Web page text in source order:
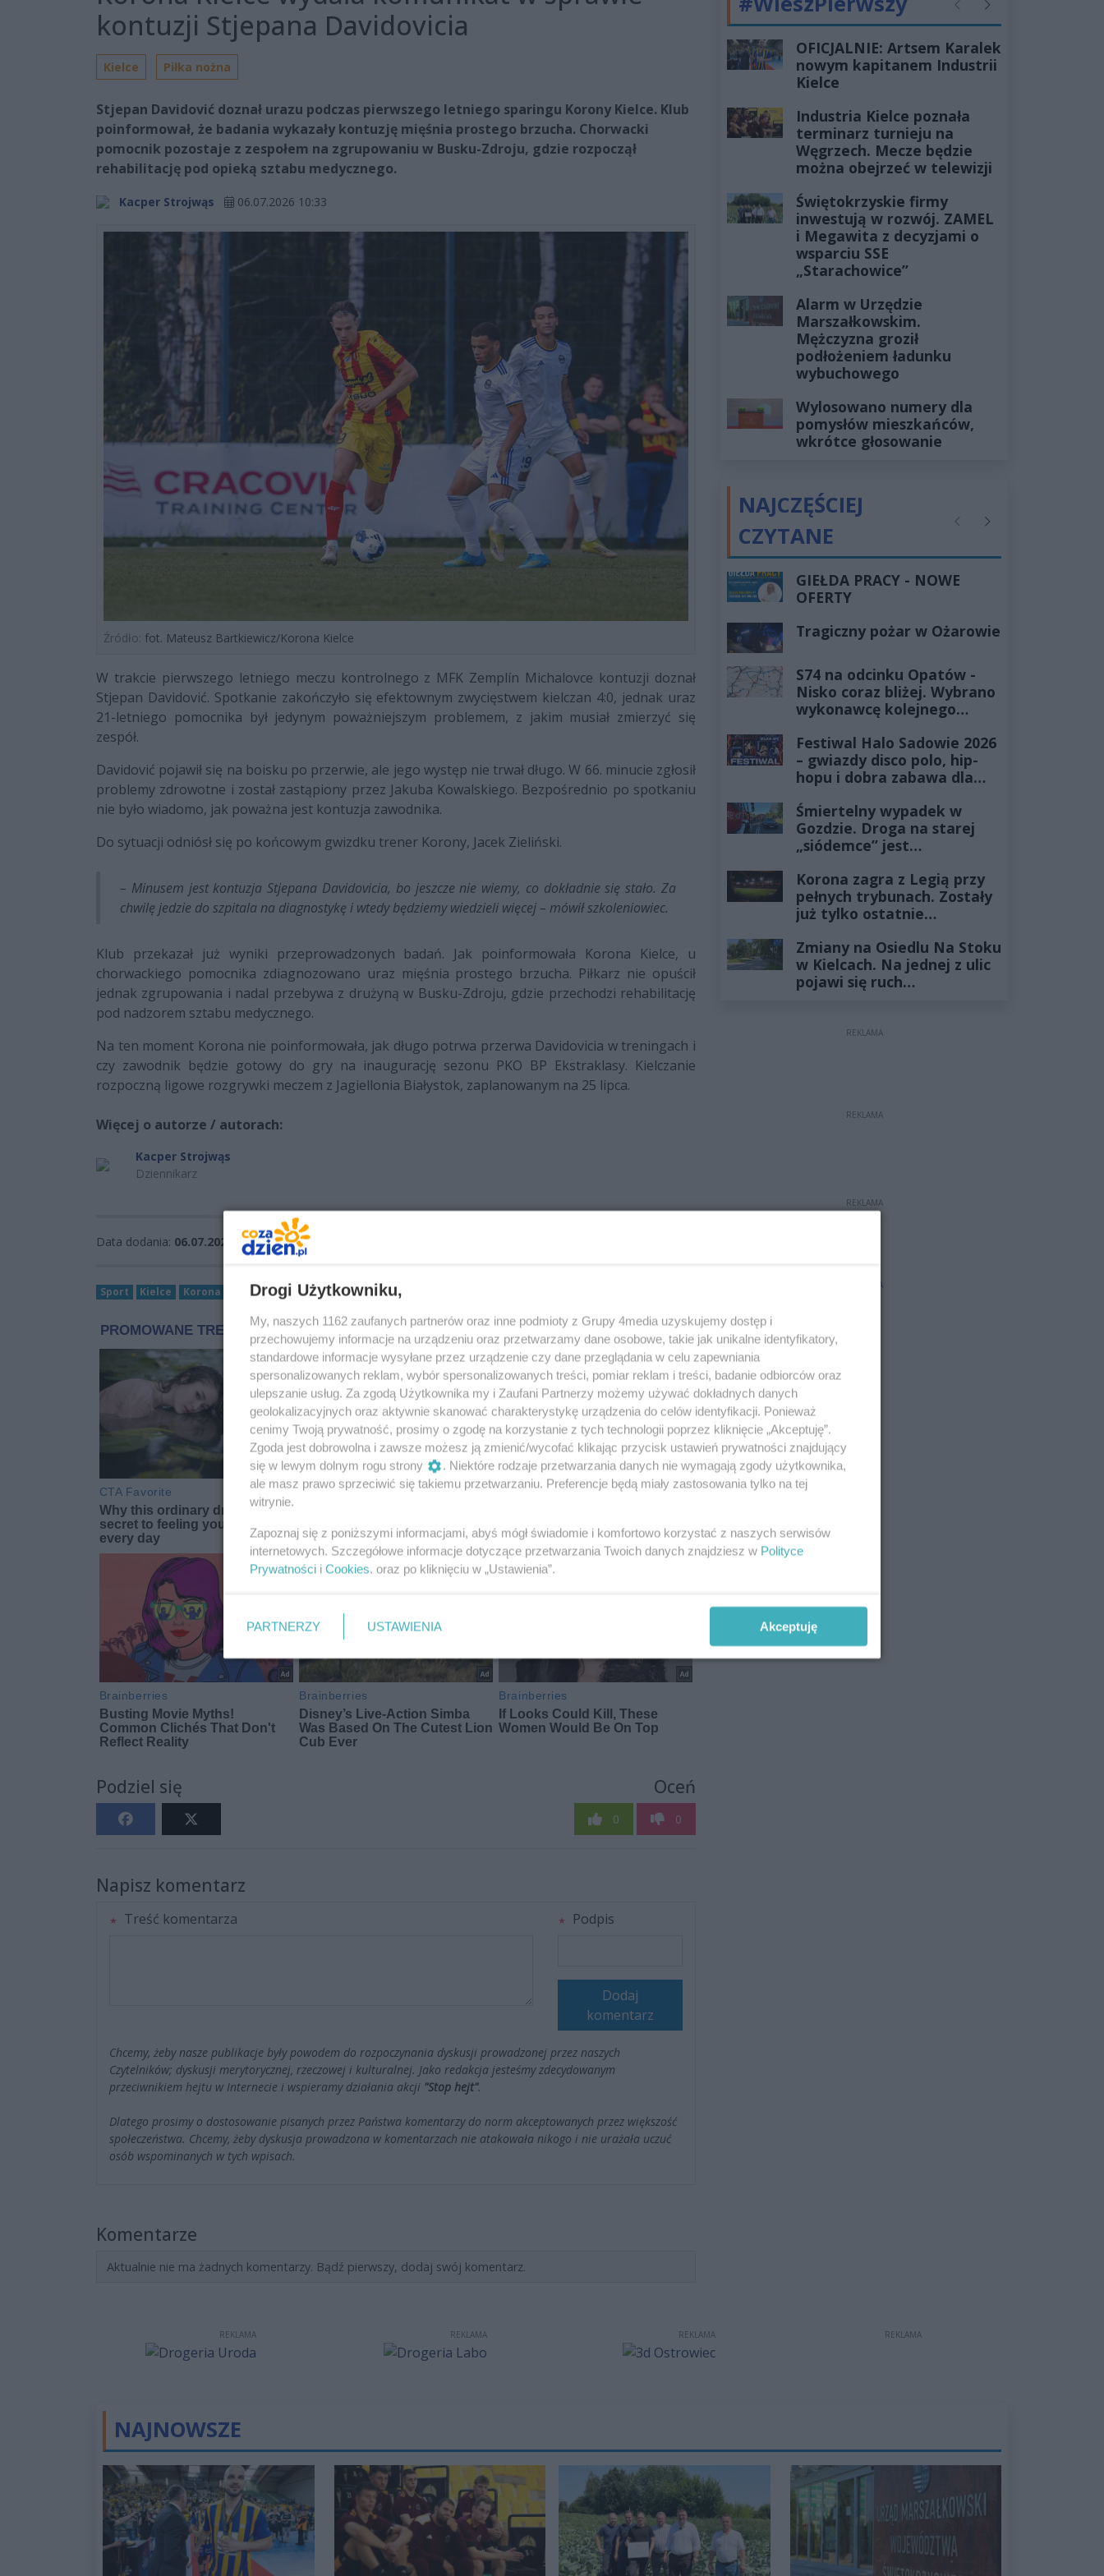
kontuzji Stjepana Davidovicia
Kielce Piłka nożna
Stjepan Davidović doznał urazu podczas pierwszego letniego sparingu Korony Kielce. Klub
poinformował, że badania wykazały kontuzję mięśnia prostego brzucha. Chorwacki
pomocnik pozostaje z zespołem na zgrupowaniu w Busku-Zdroju, gdzie rozpoczął
rehabilitację pod opieką sztabu medycznego.
Kacper Strojwąs 06.07.2026 10:33
Źródło: fot. Mateusz Bartkiewicz/Korona Kielce
W trakcie pierwszego letniego meczu kontrolnego z MFK Zemplín Michalovce kontuzji doznał
Stjepan Davidović. Spotkanie zakończyło się efektownym zwycięstwem kielczan 4:0, jednak uraz
21-letniego pomocnika był jedynym poważniejszym problemem, z jakim musiał zmierzyć się
zespół.
Davidović pojawił się na boisku po przerwie, ale jego występ nie trwał długo. W 66. minucie zgłosił
problemy zdrowotne i został zastąpiony przez Jakuba Kowalskiego. Bezpośrednio po spotkaniu
nie było wiadomo, jak poważna jest kontuzja zawodnika.
Do sytuacji odniósł się po końcowym gwizdku trener Korony, Jacek Zieliński.
– Minusem jest kontuzja Stjepana Davidovicia, bo jeszcze nie wiemy, co dokładnie się stało. Za
chwilę jedzie do szpitala na diagnostykę i wtedy będziemy wiedzieli więcej – mówił szkoleniowiec.
Klub przekazał już wyniki przeprowadzonych badań. Jak poinformowała Korona Kielce, u
chorwackiego pomocnika zdiagnozowano uraz mięśnia prostego brzucha. Piłkarz nie opuścił
jednak zgrupowania i nadal przebywa z drużyną w Busku-Zdroju, gdzie przechodzi rehabilitację
pod nadzorem sztabu medycznego.
Na ten moment Korona nie poinformowała, jak długo potrwa przerwa Davidovicia w treningach i
czy zawodnik będzie gotowy do gry na inaugurację sezonu PKO BP Ekstraklasy. Kielczanie
rozpoczną ligowe rozgrywki meczem z Jagiellonia Białystok, zaplanowanym na 25 lipca.
Więcej o autorze / autorach:
Kacper Strojwąs
Dziennikarz
Data dodania: 06.07.2026 10:33 Wyświetleń:
Sport Kielce Korona Kielce Stjepan Davidović
Podziel się Oceń
0 0
Napisz komentarz
Treść komentarza Podpis
Dodaj
komentarz
Chcemy, żeby nasze publikacje były powodem do rozpoczynania dyskusji prowadzonej przez naszych
Czytelników; dyskusji merytorycznej, rzeczowej i kulturalnej. Jako redakcja jesteśmy zdecydowanym
przeciwnikiem hejtu w Internecie i wspieramy działania akcji "Stop hejt".
Dlatego prosimy o dostosowanie pisanych przez Państwa komentarzy do norm akceptowanych przez większość
społeczeństwa. Chcemy, żeby dyskusja prowadzona w komentarzach nie atakowała nikogo i nie urażała uczuć
osób wspominanych w tych wpisach.
Komentarze
Aktualnie nie ma żadnych komentarzy. Bądź pierwszy, dodaj swój komentarz.
PoprzednieNastępne
OFICJALNIE: Artsem Karalek
nowym kapitanem Industrii
Kielce
Industria Kielce poznała
terminarz turnieju na
Węgrzech. Mecze będzie
można obejrzeć w telewizji
Świętokrzyskie firmy
inwestują w rozwój. ZAMEL
i Megawita z decyzjami o
wsparciu SSE
„Starachowice”
Alarm w Urzędzie
Marszałkowskim.
Mężczyzna groził
podłożeniem ładunku
wybuchowego
Wylosowano numery dla
pomysłów mieszkańców,
wkrótce głosowanie
NAJCZĘŚCIEJ
CZYTANE
PoprzednieNastępne
GIEŁDA PRACY - NOWE
OFERTY
Tragiczny pożar w Ożarowie
S74 na odcinku Opatów -
Nisko coraz bliżej. Wybrano
wykonawcę kolejnego
Festiwal Halo Sadowie 2026
– gwiazdy disco polo, hip-
hopu i dobra zabawa dla
Śmiertelny wypadek w
Gozdzie. Droga na starej
„siódemce” jest
Korona zagra z Legią przy
pełnych trybunach. Zostały
już tylko ostatnie
Zmiany na Osiedlu Na Stoku
w Kielcach. Na jednej z ulic
pojawi się ruch
REKLAMA
REKLAMA
REKLAMA
REKLAMA
REKLAMA REKLAMA REKLAMA REKLAMA
NAJNOWSZE
Drogi Użytkowniku,
My, naszych 1162 zaufanych partnerów oraz inne podmioty z Grupy 4media uzyskujemy dostęp i
przechowujemy informacje na urządzeniu oraz przetwarzamy dane osobowe, takie jak unikalne identyfikatory,
standardowe informacje wysyłane przez urządzenie czy dane przeglądania w celu zapewniania
spersonalizowanych reklam, wybór spersonalizowanych treści, pomiar reklam i treści, badanie odbiorców oraz
ulepszanie usług. Za zgodą Użytkownika my i Zaufani Partnerzy możemy używać dokładnych danych
geolokalizacyjnych oraz aktywnie skanować charakterystykę urządzenia do celów identyfikacji. Ponieważ
cenimy Twoją prywatność, prosimy o zgodę na korzystanie z tych technologii poprzez kliknięcie „Akceptuję”.
Zgoda jest dobrowolna i zawsze możesz ją zmienić/wycofać klikając przycisk ustawień prywatności znajdujący
się w lewym dolnym rogu strony
. Niektóre rodzaje przetwarzania danych nie wymagają zgody użytkownika,
ale masz prawo sprzeciwić się takiemu przetwarzaniu. Preferencje będą miały zastosowania tylko na tej
witrynie.
Zapoznaj się z poniższymi informacjami, abyś mógł świadomie i komfortowo korzystać z naszych serwisów
internetowych. Szczegółowe informacje dotyczące przetwarzania Twoich danych znajdziesz w Polityce
Prywatności i Cookies. oraz po kliknięciu w „Ustawienia”.
PARTNERZY USTAWIENIA Akceptuję